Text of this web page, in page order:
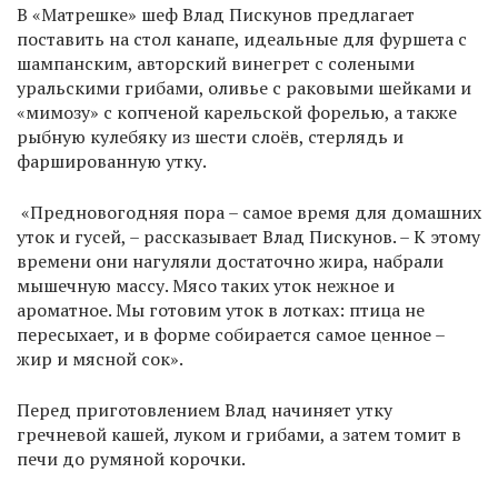
В «Матрешке» шеф Влад Пискунов предлагает
поставить на стол канапе, идеальные для фуршета с
шампанским, авторский винегрет с солеными
уральскими грибами, оливье с раковыми шейками и
«мимозу» с копченой карельской форелью, а также
рыбную кулебяку из шести слоёв, стерлядь и
фаршированную утку.
«Предновогодняя пора – самое время для домашних
уток и гусей, – рассказывает Влад Пискунов. – К этому
времени они нагуляли достаточно жира, набрали
мышечную массу. Мясо таких уток нежное и
ароматное. Мы готовим уток в лотках: птица не
пересыхает, и в форме собирается самое ценное –
жир и мясной сок».
Перед приготовлением Влад начиняет утку
гречневой кашей, луком и грибами, а затем томит в
печи до румяной корочки.